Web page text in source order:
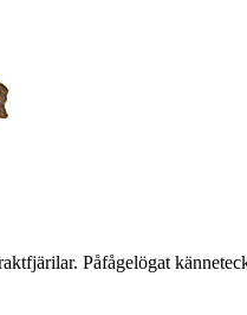
Påfågelögat